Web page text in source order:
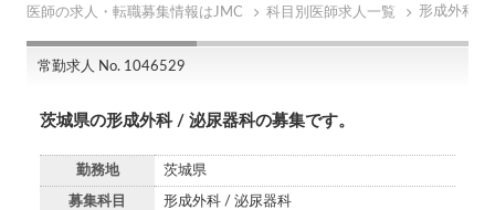
医師の求人・転職募集情報はJMC
科目別医師求人一覧 形成外科の
常勤求人 No. 1046529
茨城県の形成外科 / 泌尿器科の募集です。
勤務地 茨城県
募集科目 形成外科 / 泌尿器科